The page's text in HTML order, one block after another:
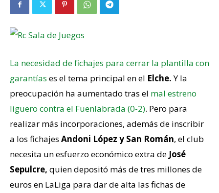
La necesidad de fichajes para cerrar la plantilla con
garantías es el tema principal en el Elche.Y la
preocupación ha aumentado tras el mal estreno
liguero contra el Fuenlabrada (0-2). Pero para
realizar más incorporaciones, además de inscribir
a los fichajes Andoni López y San Román, el club
necesita un esfuerzo económico extra de José
Sepulcre, quien depositó más de tres millones de
euros en LaLiga para dar de alta las fichas de